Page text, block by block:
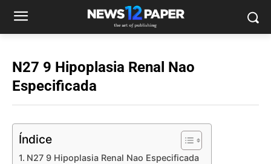
N27 9 Hipoplasia Renal Nao
Especificada
Índice
N27 9 Hipoplasia Renal Nao Especificada